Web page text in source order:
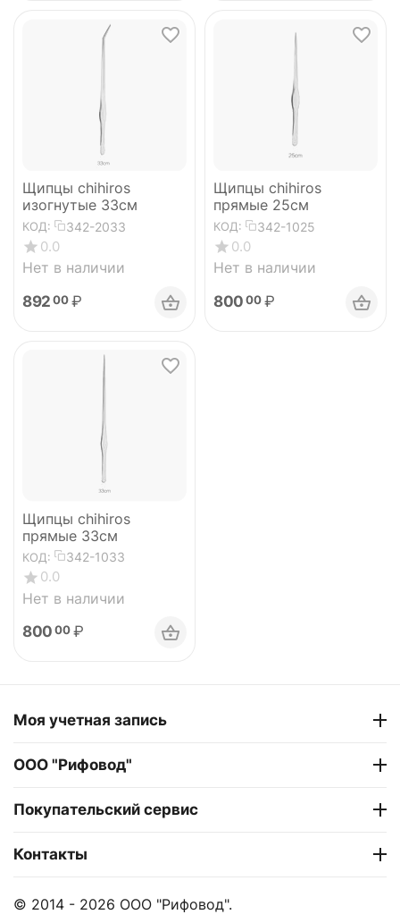
Щипцы chihiros
изогнутые 33см
КОД: 342-2033
0.0
Нет в наличии
892 00 ₽
Щипцы chihiros
прямые 25см
КОД: 342-1025
0.0
Нет в наличии
800 00 ₽
Щипцы chihiros
прямые 33см
КОД: 342-1033
0.0
Нет в наличии
800 00 ₽
Моя учетная запись
ООО "Рифовод"
Покупательский сервис
Контакты
© 2014 - 2026 ООО "Рифовод".